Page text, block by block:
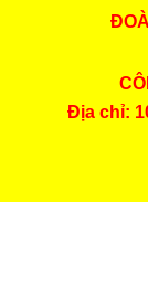
* Cách chọn màu
* Mức phạt khi
Địa chỉ: